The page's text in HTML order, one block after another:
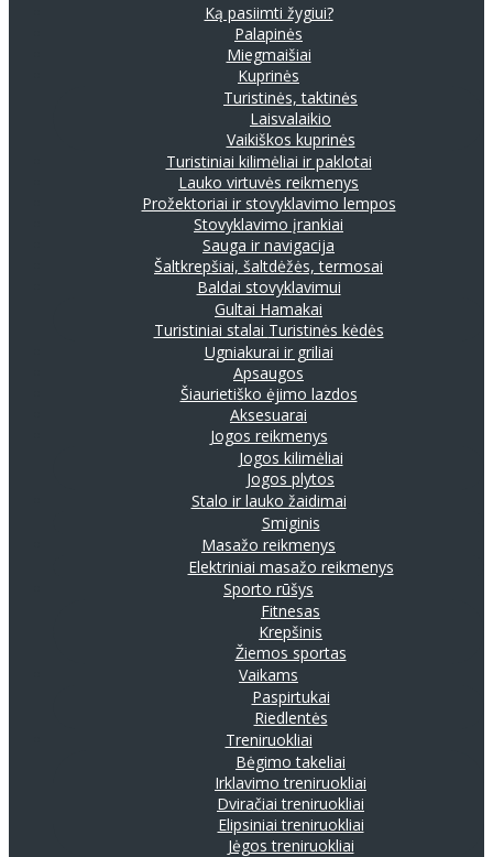
Ką pasiimti žygiui?
Palapinės
Miegmaišiai
Kuprinės
Turistinės, taktinės
Laisvalaikio
Vaikiškos kuprinės
Turistiniai kilimėliai ir paklotai
Lauko virtuvės reikmenys
Prožektoriai ir stovyklavimo lempos
Stovyklavimo įrankiai
Sauga ir navigacija
Šaltkrepšiai, šaltdėžės, termosai
Baldai stovyklavimui
Gultai Hamakai
Turistiniai stalai Turistinės kėdės
Ugniakurai ir griliai
Apsaugos
Šiaurietiško ėjimo lazdos
Aksesuarai
Jogos reikmenys
Jogos kilimėliai
Jogos plytos
Stalo ir lauko žaidimai
Smiginis
Masažo reikmenys
Elektriniai masažo reikmenys
Sporto rūšys
Fitnesas
Krepšinis
Žiemos sportas
Vaikams
Paspirtukai
Riedlentės
Treniruokliai
Bėgimo takeliai
Irklavimo treniruokliai
Dviračiai treniruokliai
Elipsiniai treniruokliai
Jėgos treniruokliai